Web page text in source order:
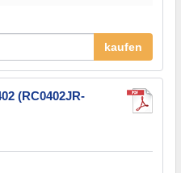
kaufen
(RC0402JR-